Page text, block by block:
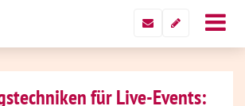
für Live-Events: